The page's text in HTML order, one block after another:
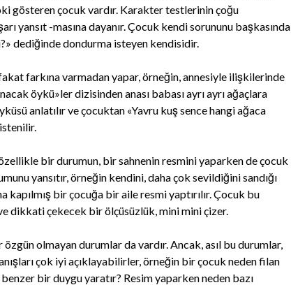
gösteren çocuk vardır. Karakter testlerinin çoğu
yansıt -masına dayanır. Çocuk kendi sorununu başkasında
dediğinde dondurma isteyen kendisidir.
farkına varmadan yapar, örneğin, annesiyle ilişkilerinde
öykü»ler dizisinden anası babası ayrı ayrı ağaçlara
anlatılır ve çocuktan «Yavru kuş sence hangi ağaca
bir durumun, bir sahnenin resmini yaparken de çocuk
yansıtır, örneğin kendini, daha çok sevildiğini sandığı
kapılmış bir çocuğa bir aile resmi yaptırılır. Çocuk bu
dikkati çekecek bir ölçüsüzlük, mini mini çizer.
olmayan durumlar da vardır. Ancak, asıl bu durumlar,
çok iyi açıklayabilirler, örneğin bir çocuk neden filan
bir duygu yaratır? Resim yaparken neden bazı